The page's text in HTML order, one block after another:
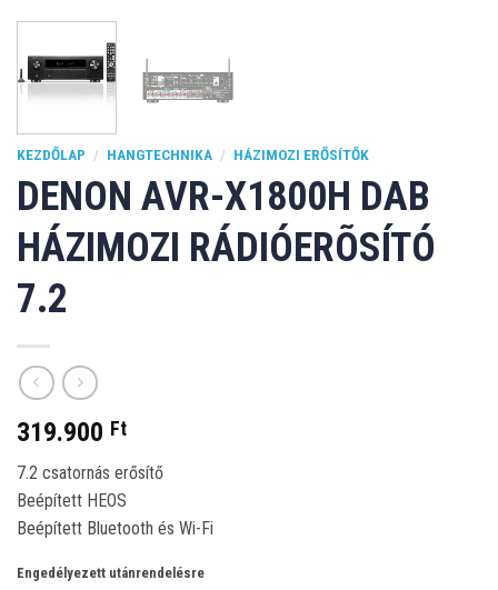
KEZDŐLAP / HANGTECHNIKA / HÁZIMOZI ERŐSÍTŐK
DENON AVR-X1800H DAB
HÁZIMOZI RÁDIÓERÕSÍTÓ
7.2
319.900 Ft
7.2 csatornás erősítő
Beépített HEOS
Beépített Bluetooth és Wi-Fi
Engedélyezett utánrendelésre